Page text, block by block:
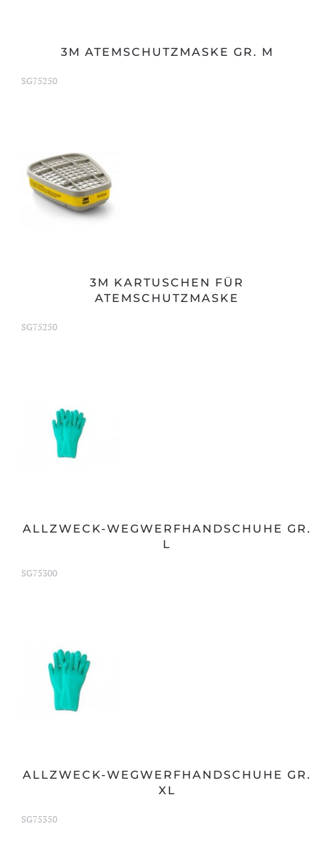
3M ATEMSCHUTZMASKE GR. M
SG75250
3M KARTUSCHEN FÜR
ATEMSCHUTZMASKE
SG75250
ALLZWECK-WEGWERFHANDSCHUHE GR.
L
SG75300
ALLZWECK-WEGWERFHANDSCHUHE GR.
XL
SG75350